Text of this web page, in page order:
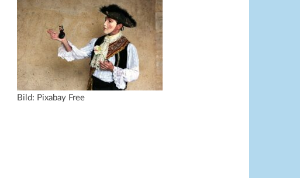
Bild: Pixabay Free